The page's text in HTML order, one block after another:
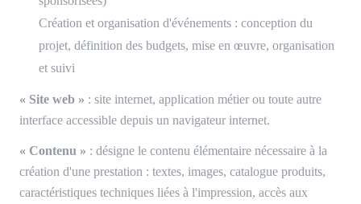
Création et organisation d'événements : conception du
projet, définition des budgets, mise en œuvre, organisation
et suivi
« Site web » : site internet, application métier ou toute autre
interface accessible depuis un navigateur internet.
« Contenu » : désigne le contenu élémentaire nécessaire à la
création d'une prestation : textes, images, catalogue produits,
caractéristiques techniques liées à l'impression, accès aux